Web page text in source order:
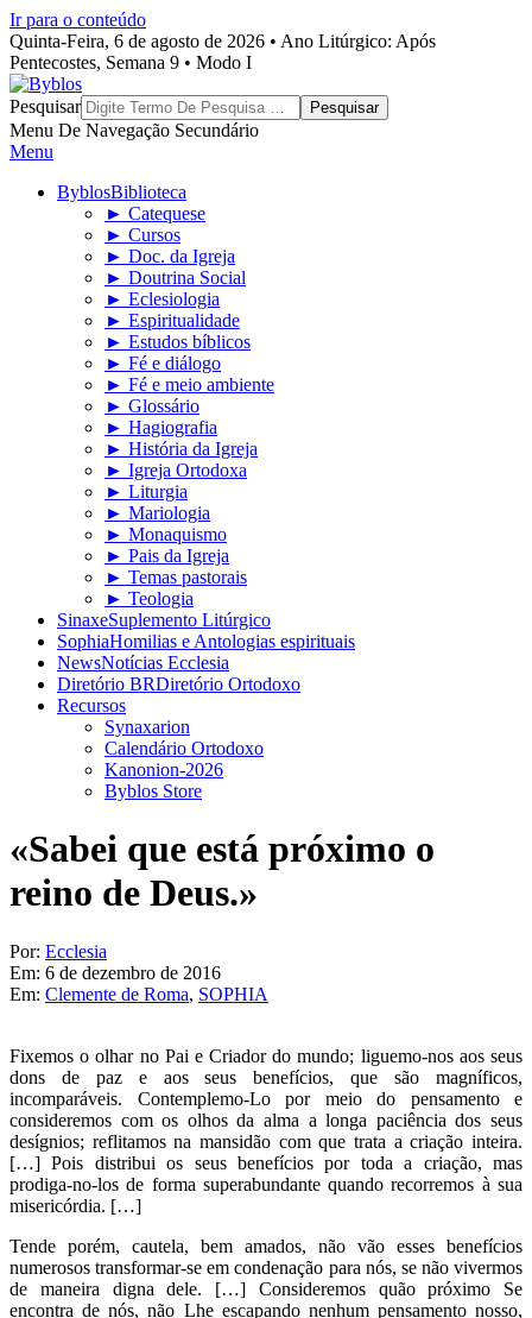
Ir para o conteúdo
Quinta-Feira, 6 de agosto de 2026 • Ano Litúrgico: Após
Pentecostes, Semana 9 • Modo I
Byblos
Pesquisar
Menu De Navegação Secundário
Menu
ByblosBiblioteca
► Catequese
► Cursos
► Doc. da Igreja
► Doutrina Social
► Eclesiologia
► Espiritualidade
► Estudos bíblicos
► Fé e diálogo
► Fé e meio ambiente
► Glossário
► Hagiografia
► História da Igreja
► Igreja Ortodoxa
► Liturgia
► Mariologia
► Monaquismo
► Pais da Igreja
► Temas pastorais
► Teologia
SinaxeSuplemento Litúrgico
SophiaHomilias e Antologias espirituais
NewsNotícias Ecclesia
Diretório BRDiretório Ortodoxo
Recursos
Synaxarion
Calendário Ortodoxo
Kanonion-2026
Byblos Store
«Sabei que está próximo o
reino de Deus.»
Por: Ecclesia
Em: 6 de dezembro de 2016
Em: Clemente de Roma, SOPHIA
Fixemos o olhar no Pai e Criador do mundo; liguemo-nos aos seus
dons de paz e aos seus benefícios, que são magníficos,
incomparáveis. Contemplemo-Lo por meio do pensamento e
consideremos com os olhos da alma a longa paciência dos seus
desígnios; reflitamos na mansidão com que trata a criação inteira.
[…] Pois distribui os seus benefícios por toda a criação, mas
prodiga-no-los de forma superabundante quando recorremos à sua
misericórdia. […]
Tende porém, cautela, bem amados, não vão esses benefícios
numerosos transformar-se em condenação para nós, se não vivermos
de maneira digna dele. […] Consideremos quão próximo Se
encontra de nós, não Lhe escapando nenhum pensamento nosso,